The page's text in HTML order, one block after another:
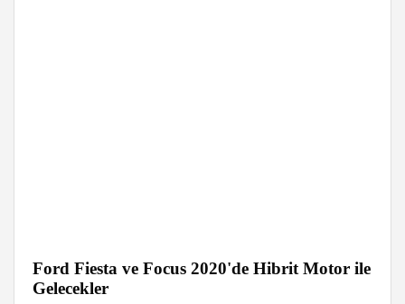
Ford Fiesta ve Focus 2020'de Hibrit Motor ile
Gelecekler